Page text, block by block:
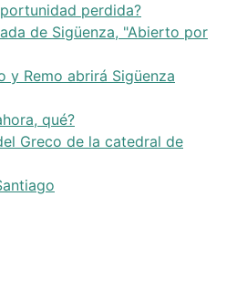
perdida?
de Sigüenza, "Abierto por
y Remo abrirá Sigüenza
qué?
Greco de la catedral de